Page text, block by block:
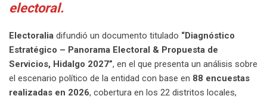
electoral.
Electoralia difundió un documento titulado “Diagnóstico
Estratégico – Panorama Electoral & Propuesta de
Servicios, Hidalgo 2027”, en el que presenta un análisis sobre
el escenario político de la entidad con base en 88 encuestas
realizadas en 2026, cobertura en los 22 distritos locales,